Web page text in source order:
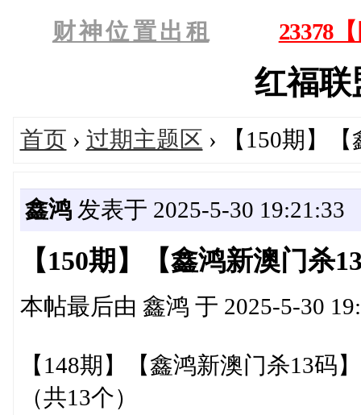
财 神 位 置 出 租 23378
红福联
首页 › 过期主题区 › 【150期】
鑫鸿发表于 2025-5-30 19:21:33
【150期】【鑫鸿新澳门杀
本帖最后由 鑫鸿 于 2025-5-30
【148期】【鑫鸿新澳门杀13码
（共13个）